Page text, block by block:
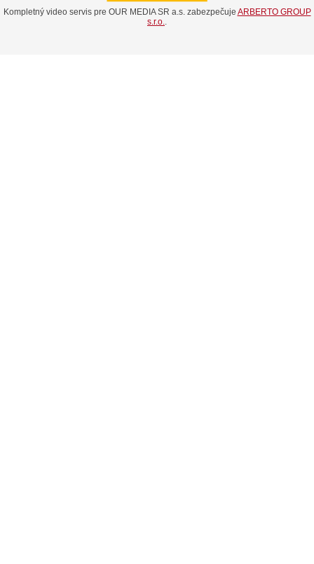
Kompletný video servis pre OUR MEDIA SR a.s. zabezpečuje ARBERTO GROUP
s.r.o.